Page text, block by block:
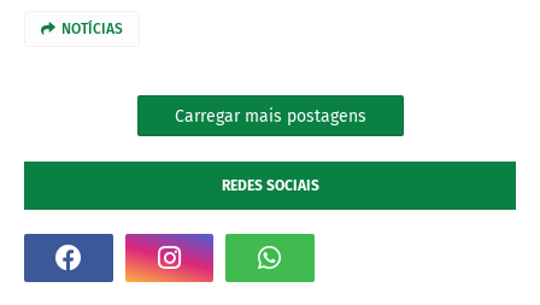
NOTÍCIAS
Carregar mais postagens
REDES SOCIAIS